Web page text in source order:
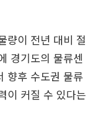
량이 전년 대비 절
경기도의 물류센
향후 수도권 물류
이 커질 수 있다는